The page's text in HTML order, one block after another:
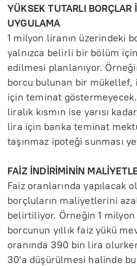
YÜKSEK TUTARLI BORÇLAR
UYGULAMA
1 milyon liranın üzerindeki
yalnızca belirli bir bölüm
edilmesi planlanıyor.
borcu bulunan bir mükellef,
için teminat
liralık kısmın ise yarısı
lira için banka teminat
taşınmaz ipoteği sunması
FAİZ İNDİRİMİNİN
Faiz oranlarında yapılacak
borçluların maliyetlerini
belirtiliyor. Örneğin 1
borcunun yıllık faiz yükü
oranında 390 bin lira
30'a düşürülmesi halinde